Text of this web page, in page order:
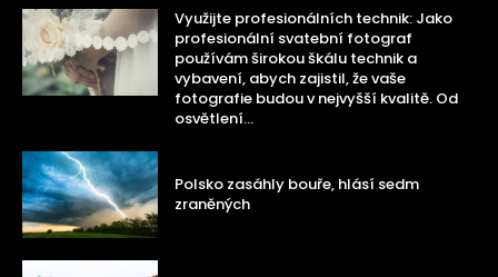
Využijte profesionálních technik: Jako
profesionální svatební fotograf
používám širokou škálu technik a
vybavení, abych zajistil, že vaše
fotografie budou v nejvyšší kvalitě. Od
osvětlení...
Polsko zasáhly bouře, hlásí sedm
zraněných